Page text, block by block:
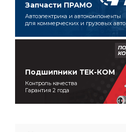
Запчасти ПРАМО
Автоэлектрика и автокомпоненты
для коммерческих и грузовых авто
Подшипники ТЕК-КОМ
Контроль качества
Гарантия 2 года